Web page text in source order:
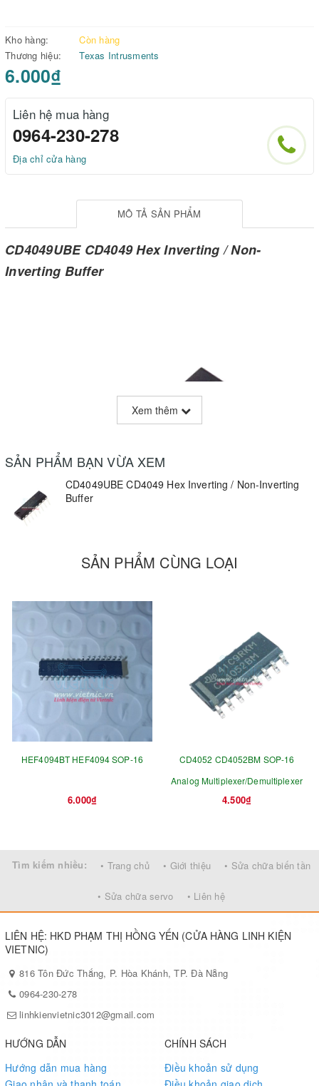
Kho hàng:
Còn hàng
Thương hiệu:
Texas Intrusments
6.000₫
Liên hệ mua hàng
0964-230-278
Địa chỉ cửa hàng
MÔ TẢ SẢN PHẨM
CD4049UBE CD4049 Hex Inverting / Non-
Inverting Buffer
Xem thêm
SẢN PHẨM BẠN VỪA XEM
CD4049UBE CD4049 Hex Inverting / Non-Inverting
Buffer
SẢN PHẨM CÙNG LOẠI
HEF4094BT HEF4094 SOP-16
6.000₫
CD4052 CD4052BM SOP-16
Analog Multiplexer/Demultiplexer
4.500₫
Tìm kiếm nhiều: • Trang chủ • Giới thiệu • Sửa chữa biến tần
• Sửa chữa servo • Liên hệ
LIÊN HỆ: HKD PHẠM THỊ HỒNG YẾN (CỬA HÀNG LINH KIỆN
VIETNIC)
816 Tôn Đức Thắng, P. Hòa Khánh, TP. Đà Nẵng
0964-230-278
linhkienvietnic3012@gmail.com
HƯỚNG DẪN
Hướng dẫn mua hàng
CHÍNH SÁCH
Điều khoản sử dụng